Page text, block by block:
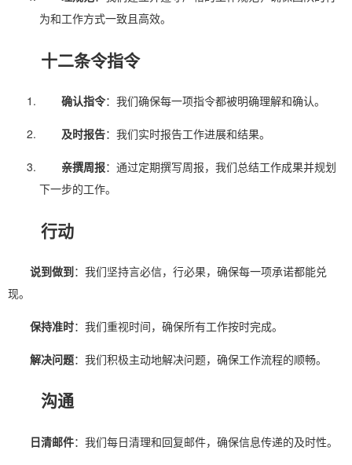
为和工作方式一致且高效。
十二条令指令
确认指令：我们确保每一项指令都被明确理解和确认。
及时报告：我们实时报告工作进展和结果。
亲撰周报：通过定期撰写周报，我们总结工作成果并规划
下一步的工作。
行动
说到做到：我们坚持言必信，行必果，确保每一项承诺都能兑
现。
保持准时：我们重视时间，确保所有工作按时完成。
解决问题：我们积极主动地解决问题，确保工作流程的顺畅。
沟通
日清邮件：我们每日清理和回复邮件，确保信息传递的及时性。